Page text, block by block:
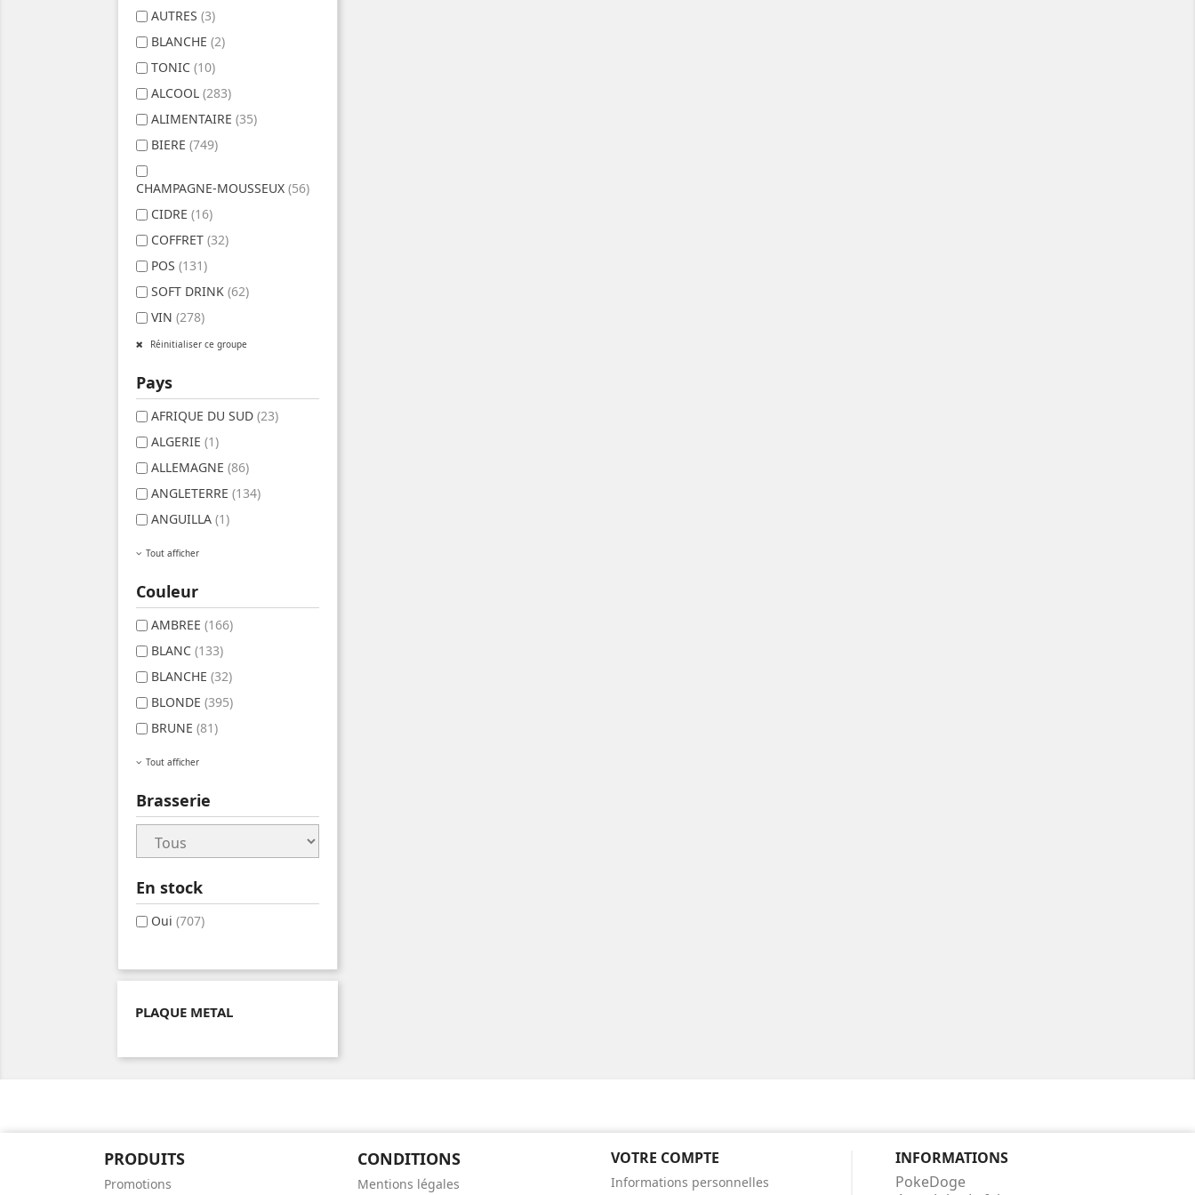
AUTRES (3)
BLANCHE (2)
TONIC (10)
ALCOOL (283)
ALIMENTAIRE (35)
BIERE (749)
CHAMPAGNE-MOUSSEUX (56)
CIDRE (16)
COFFRET (32)
POS (131)
SOFT DRINK (62)
VIN (278)
Réinitialiser ce groupe
Pays
AFRIQUE DU SUD (23)
ALGERIE (1)
ALLEMAGNE (86)
ANGLETERRE (134)
ANGUILLA (1)
Tout afficher
Couleur
AMBREE (166)
BLANC (133)
BLANCHE (32)
BLONDE (395)
BRUNE (81)
Tout afficher
Brasserie
En stock
Oui (707)
PLAQUE METAL
PRODUITS
Promotions
CONDITIONS
Mentions légales
VOTRE COMPTE
Informations personnelles
INFORMATIONS
PokeDoge